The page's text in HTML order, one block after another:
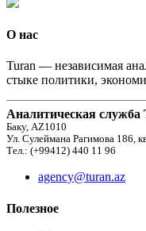
О нас
Turan — независимая
стыке политики,
Аналитическая служба
Баку, AZ1010
Ул. Сулеймана Рагимова 186,
Тел.: (+99412) 440 11 96
agency@turan.az
Полезное